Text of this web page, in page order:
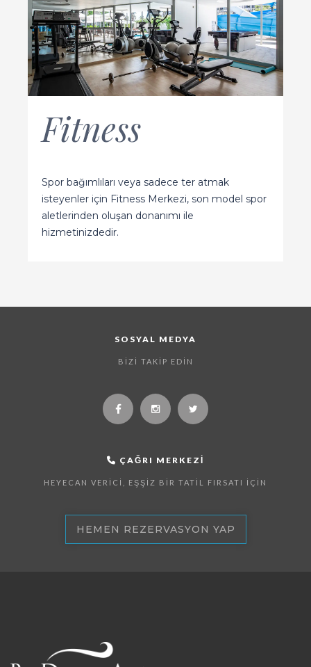
Fitness
Spor bağımlıları veya sadece ter atmak
isteyenler için Fitness Merkezi, son model spor
aletlerinden oluşan donanımı ile
hizmetinizdedir.
SOSYAL MEDYA
BIZI TAKIP EDIN
ÇAĞRI MERKEZI
HEYECAN VERICI, EŞŞIZ BIR TATIL FIRSATI İÇIN
HEMEN REZERVASYON YAP